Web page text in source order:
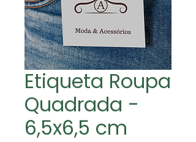
Etiqueta Roupa
Quadrada -
6,5x6,5 cm